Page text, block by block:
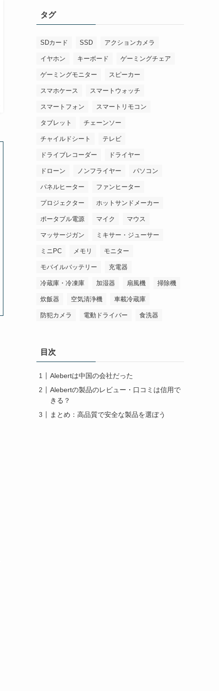
タグ
SDカード SSD アクションカメラ
イヤホン キーボード ゲーミングチェア
ゲーミングモニター スピーカー
スマホケース スマートウォッチ
スマートフォン スマートリモコン
タブレット チェーンソー
チャイルドシート テレビ
ドライブレコーダー ドライヤー
ドローン ノンフライヤー パソコン
パネルヒーター ファンヒーター
プロジェクター ホットサンドメーカー
ポータブル電源 マイク マウス
マッサージガン ミキサー・ジューサー
ミニPC メモリ モニター
モバイルバッテリー 充電器
冷蔵庫・冷凍庫 加湿器 扇風機 掃除機
炊飯器 空気清浄機 車載冷蔵庫
防犯カメラ 電動ドライバー 食洗器
目次
Alebertは中国の会社だった
Alebertの製品のレビュー・口コミは信用で
きる？
まとめ：高品質で安全な製品を選ぼう